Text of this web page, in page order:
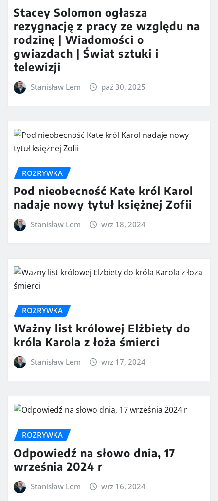
Stacey Solomon ogłasza
rezygnację z pracy ze względu na
rodzinę | Wiadomości o
gwiazdach | Świat sztuki i
telewizji
Stanisław Lem paź 30, 2025
ROZRYWKA
Pod nieobecność Kate król Karol
nadaje nowy tytuł księżnej Zofii
Stanisław Lem wrz 18, 2024
ROZRYWKA
Ważny list królowej Elżbiety do
króla Karola z łoża śmierci
Stanisław Lem wrz 17, 2024
ROZRYWKA
Odpowiedź na słowo dnia, 17
września 2024 r
Stanisław Lem wrz 16, 2024